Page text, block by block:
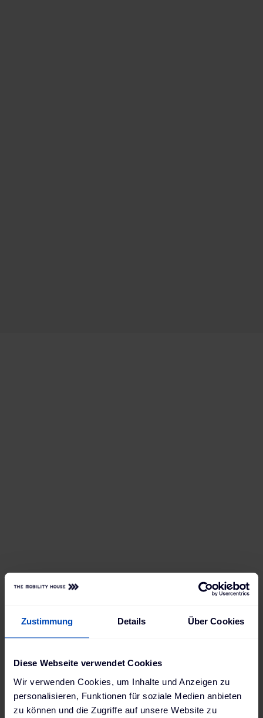
Zustimmung Details Über Cookies
Diese Webseite verwendet Cookies
Wir verwenden Cookies, um Inhalte und Anzeigen zu
personalisieren, Funktionen für soziale Medien anbieten
zu können und die Zugriffe auf unsere Website zu
steuern – und in Zukunft lädt er sich einfach
neue Features runter, wann immer er sie